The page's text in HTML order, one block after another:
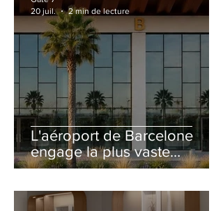
L'aéroport de Barcelone
engage la plus vaste
rénovation de son Terminal
20 juil.
2 min de lecture